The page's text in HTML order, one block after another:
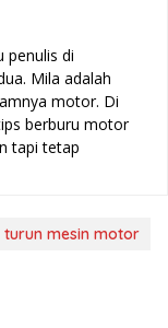
penulis di
Mila adalah
motor. Di
berburu motor
tapi tetap
mesin motor